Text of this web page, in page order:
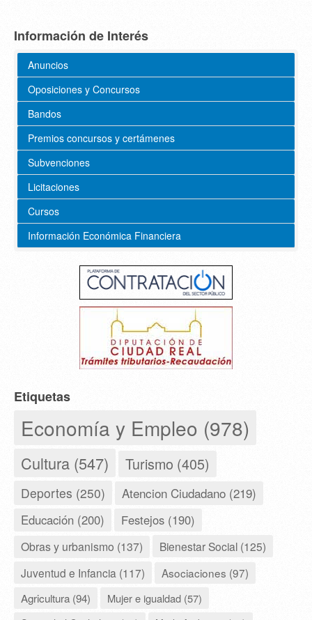
Información de Interés
Anuncios
Oposiciones y Concursos
Bandos
Premios concursos y certámenes
Subvenciones
Licitaciones
Cursos
Información Económica Financiera
Etiquetas
Economía y Empleo (978)
Cultura (547) Turismo (405)
Deportes (250) Atencion Ciudadano (219)
Educación (200) Festejos (190)
Obras y urbanismo (137)
Bienestar Social (125)
Juventud e Infancia (117)
Asociaciones (97)
Agricultura (94)
Mujer e igualdad (57)